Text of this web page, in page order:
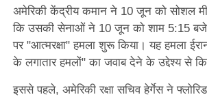
अमेरिकी केंद्रीय कमान ने 10 जून को सोशल
कि उसकी सेनाओं ने 10 जून को शाम 5:15 बजे
पर "आत्मरक्षा" हमला शुरू किया। यह हमला
के लगातार हमलों" का जवाब देने के उद्देश्य से
इससे पहले, अमेरिकी रक्षा सचिव हेर्गेस ने